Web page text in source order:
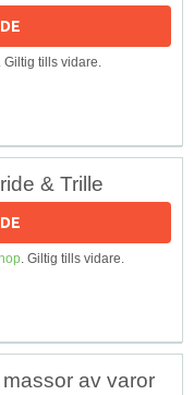
. Giltig tills vidare.
& Trille
. Giltig tills vidare.
av varor